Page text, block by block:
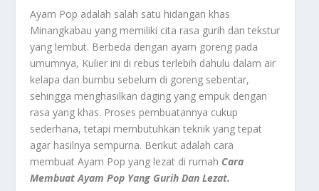
Ayam Pop adalah salah satu hidangan khas
Minangkabau yang memiliki cita rasa gurih dan tekstur
yang lembut. Berbeda dengan ayam goreng pada
umumnya, Kulier ini di rebus terlebih dahulu dalam air
kelapa dan bumbu sebelum di goreng sebentar,
sehingga menghasilkan daging yang empuk dengan
rasa yang khas. Proses pembuatannya cukup
sederhana, tetapi membutuhkan teknik yang tepat
agar hasilnya sempurna. Berikut adalah cara
membuat Ayam Pop yang lezat di rumah Cara
Membuat Ayam Pop Yang Gurih Dan Lezat.